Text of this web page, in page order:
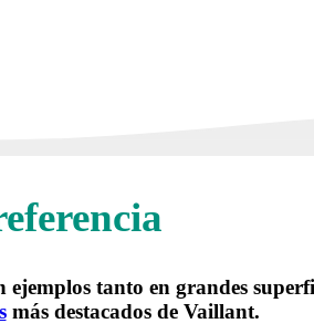
tanto en grandes
más destacados de Vaillant.